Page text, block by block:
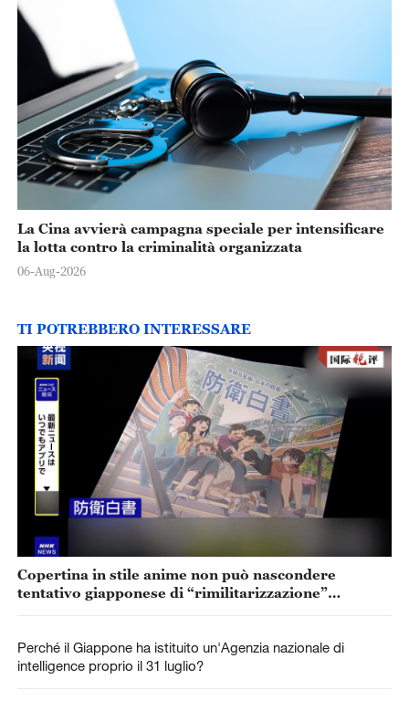
La Cina avvierà campagna speciale per intensificare
la lotta contro la criminalità organizzata
06-Aug-2026
TI POTREBBERO INTERESSARE
Copertina in stile anime non può nascondere
tentativo giapponese di “rimilitarizzazione”
Perché il Giappone ha istituito un'Agenzia nazionale di
intelligence proprio il 31 luglio?